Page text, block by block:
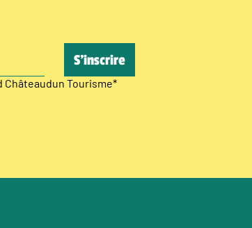
Châteaudun Tourisme*